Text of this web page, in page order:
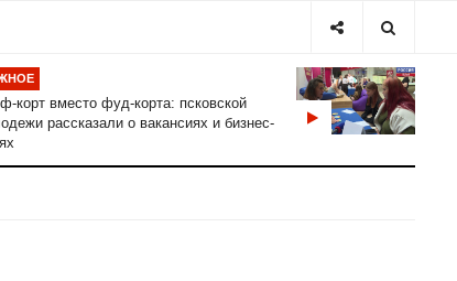
корт вместо фуд-корта: псковской
рассказали о вакансиях и бизнес-